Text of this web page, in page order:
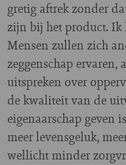
gretig aftrek zonder
zijn bij het product. Ik
Mensen zullen zich
zeggenschap ervaren,
uitspreken over
de kwaliteit van de
eigenaarschap geven
meer levensgeluk,
wellicht minder